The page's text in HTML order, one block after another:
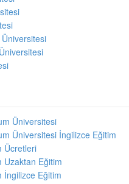
Üniversitesi
Üniversitesi
Üniversitesi İngilizce Eğitim
Ücretleri
Uzaktan Eğitim
İngilizce Eğitim